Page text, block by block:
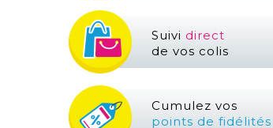
Suivi direct
de vos colis
Cumulez vos
points de fidélités